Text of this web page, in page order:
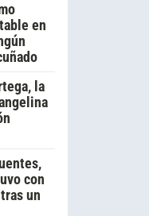
en
la
con
un